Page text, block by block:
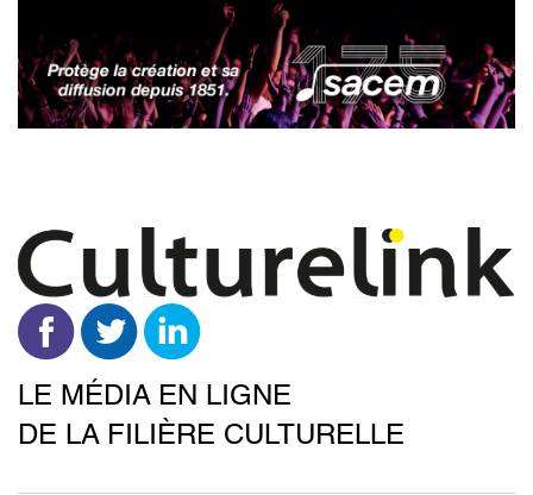
contenu
principal
LE MÉDIA EN LIGNE
DE LA FILIÈRE CULTURELLE